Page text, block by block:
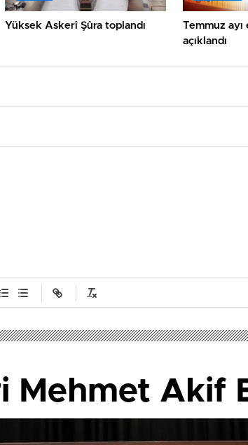
Yüksek Askerî Şûra toplandı
Temmuz
açıklandı
Mehmet Akif